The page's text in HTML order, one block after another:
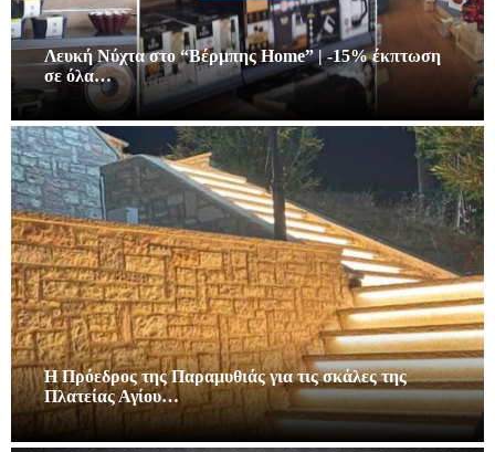
Λευκή Νύχτα στο “Βέρμπης Home” | -15% έκπτωση
σε όλα…
Η Πρόεδρος της Παραμυθιάς για τις σκάλες της
Πλατείας Αγίου…